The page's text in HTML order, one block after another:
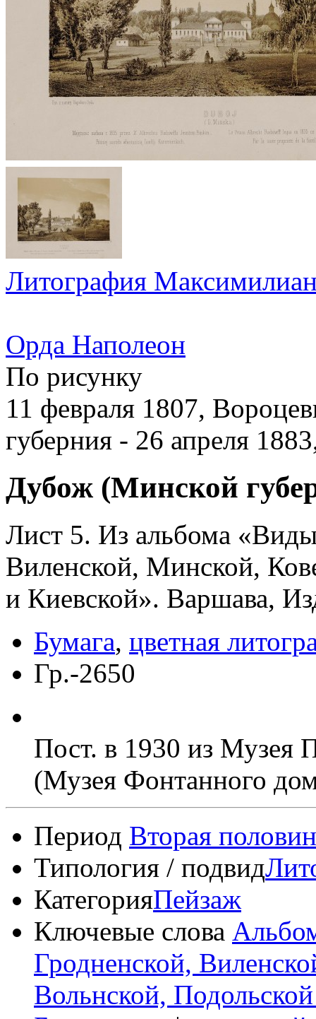
Литография
Орда Наполеон
По рисунку
11 февраля 1807,
губерния - 26 апреля
Дубож (Минской
Лист 5. Из альбома
Виленской, Минской,
и Киевской». Варшава,
Бумага, цветная
Гр.-2650
Пост. в 1930 из
(Музея Фонтанного
Период Вторая
Типология / подвид
КатегорияПейзаж
Ключевые слова
Гродненской,
Вольнской,